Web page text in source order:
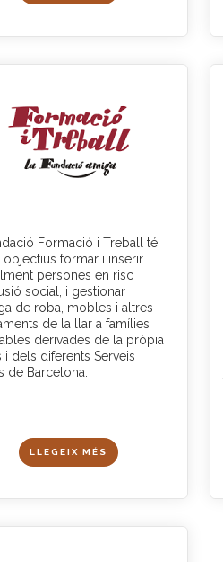
Formació i Treball té
objectius formar i inserir
persones en risc
social, i gestionar
de roba, mobles i altres
de la llar a famílies
derivades de la pròpia
i dels diferents Serveis
de Barcelona.
LLEGEIX MÉS